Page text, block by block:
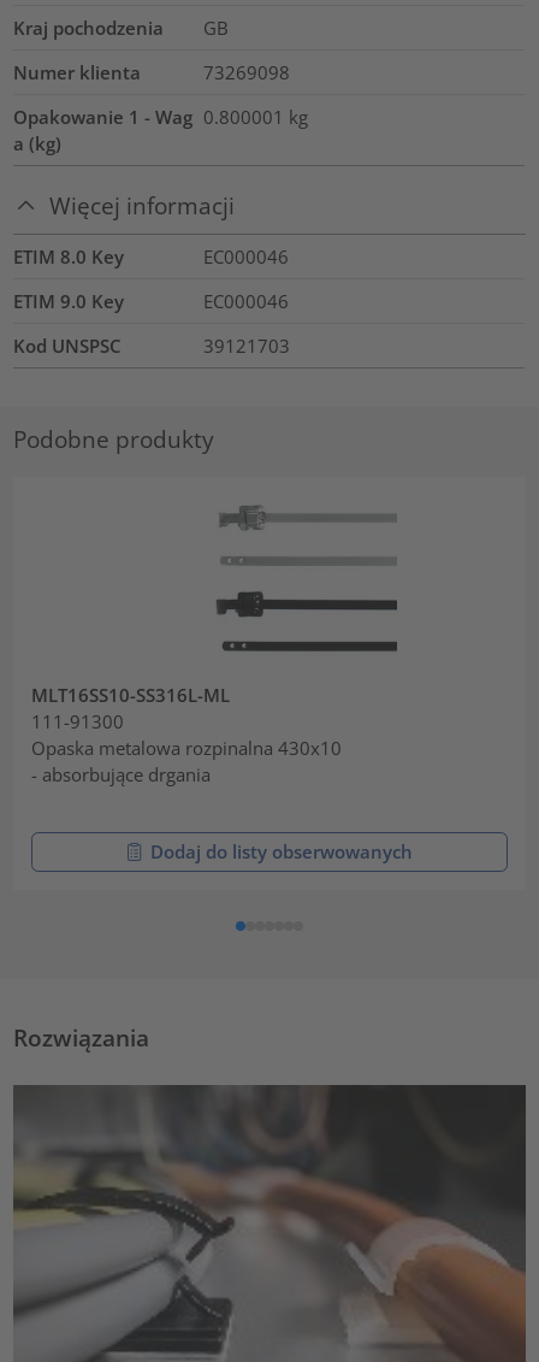
Kraj pochodzenia
GB
Numer klienta
73269098
Opakowanie 1 - Wag
a (kg)
0.800001 kg
Więcej informacji
ETIM 8.0 Key
EC000046
ETIM 9.0 Key
EC000046
Kod UNSPSC
39121703
Podobne produkty
MLT16SS10-SS316L-ML
111-91300
Opaska metalowa rozpinalna 430x10
- absorbujące drgania
Dodaj do listy obserwowanych
Rozwiązania